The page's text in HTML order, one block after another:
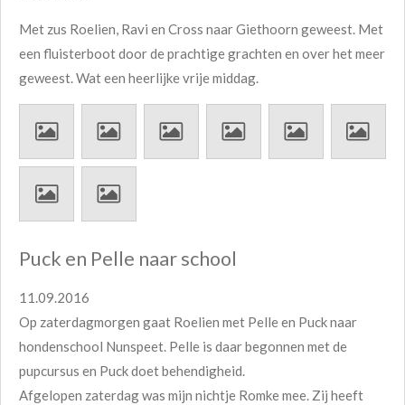
Met zus Roelien, Ravi en Cross naar Giethoorn geweest. Met
een fluisterboot door de prachtige grachten en over het meer
geweest. Wat een heerlijke vrije middag.
Puck en Pelle naar school
11.09.2016
Op zaterdagmorgen gaat Roelien met Pelle en Puck naar
hondenschool Nunspeet. Pelle is daar begonnen met de
pupcursus en Puck doet behendigheid.
Afgelopen zaterdag was mijn nichtje Romke mee. Zij heeft